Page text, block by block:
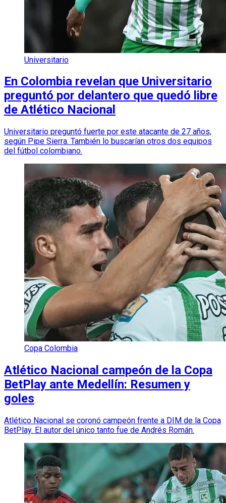
Universitario
En Colombia revelan que Universitario
preguntó por delantero que quedó libre
de Atlético Nacional
Universitario preguntó fuerte por este atacante de 27 años,
según Pipe Sierra. También lo buscarían otros dos equipos
del fútbol colombiano.
Copa Colombia
Atlético Nacional campeón de la Copa
BetPlay ante Medellín: Resumen y
goles
Atlético Nacional se coronó campeón frente a DIM de la Copa
BetPlay. El autor del único tanto fue de Andrés Román.